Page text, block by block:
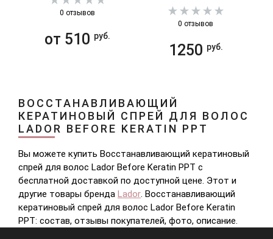
0 отзывов
от 510 руб.
0 отзывов
1250 руб.
ВОССТАНАВЛИВАЮЩИЙ
КЕРАТИНОВЫЙ СПРЕЙ ДЛЯ ВОЛОС
LADOR BEFORE KERATIN PPT
Вы можете купить Восстанавливающий кератиновый
спрей для волос Lador Before Keratin PPT с
бесплатной доставкой по доступной цене. Этот и
другие товары бренда Lador. Восстанавливающий
кератиновый спрей для волос Lador Before Keratin
PPT: состав, отзывы покупателей, фото, описание.